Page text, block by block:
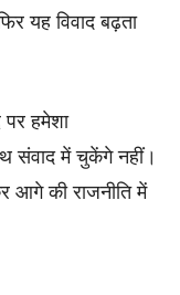
यह विवाद बढ़ता
पर हमेशा
संवाद में चुकेंगे नहीं।
आगे की राजनीति में